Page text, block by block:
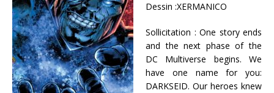
Dessin :XERMANICO
Sollicitation : One story ends
and the next phase of the
DC Multiverse begins. We
have one name for you:
DARKSEID. Our heroes knew